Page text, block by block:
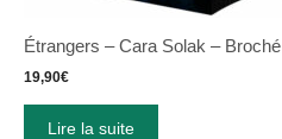
Étrangers – Cara Solak – Broché
19,90€
Lire la suite